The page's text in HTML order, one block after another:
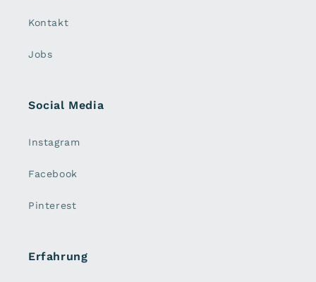
Kontakt
Jobs
Social Media
Instagram
Facebook
Pinterest
Erfahrung